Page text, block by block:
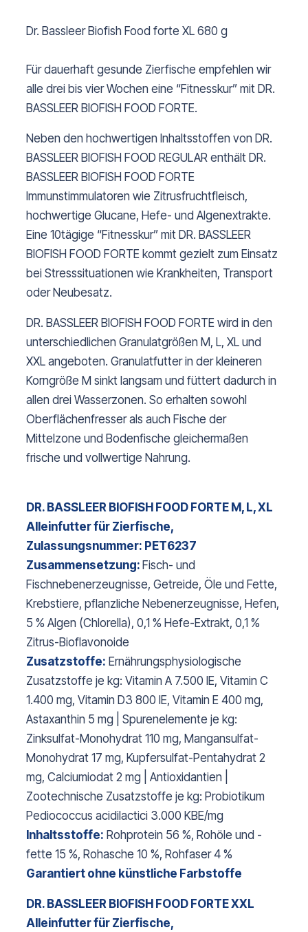
Dr. Bassleer Biofish Food forte XL 680 g
Für dauerhaft gesunde Zierfische empfehlen wir
alle drei bis vier Wochen eine “Fitnesskur” mit DR.
BASSLEER BIOFISH FOOD FORTE.
Neben den hochwertigen Inhaltsstoffen von DR.
BASSLEER BIOFISH FOOD REGULAR enthält DR.
BASSLEER BIOFISH FOOD FORTE
Immunstimmulatoren wie Zitrusfruchtfleisch,
hochwertige Glucane, Hefe- und Algenextrakte.
Eine 10tägige “Fitnesskur” mit DR. BASSLEER
BIOFISH FOOD FORTE kommt gezielt zum Einsatz
bei Stresssituationen wie Krankheiten, Transport
oder Neubesatz.
DR. BASSLEER BIOFISH FOOD FORTE wird in den
unterschiedlichen Granulatgrößen M, L, XL und
XXL angeboten. Granulatfutter in der kleineren
Korngröße M sinkt langsam und füttert dadurch in
allen drei Wasserzonen. So erhalten sowohl
Oberflächenfresser als auch Fische der
Mittelzone und Bodenfische gleichermaßen
frische und vollwertige Nahrung.
DR. BASSLEER BIOFISH FOOD FORTE M, L, XL
Alleinfutter für Zierfische,
Zulassungsnummer: PET6237
Zusammensetzung: Fisch- und
Fischnebenerzeugnisse, Getreide, Öle und Fette,
Krebstiere, pflanzliche Nebenerzeugnisse, Hefen,
5 % Algen (Chlorella), 0,1 % Hefe-Extrakt, 0,1 %
Zitrus-Bioflavonoide
Zusatzstoffe: Ernährungsphysiologische
Zusatzstoffe je kg: Vitamin A 7.500 IE, Vitamin C
1.400 mg, Vitamin D3 800 IE, Vitamin E 400 mg,
Astaxanthin 5 mg | Spurenelemente je kg:
Zinksulfat-Monohydrat 110 mg, Mangansulfat-
Monohydrat 17 mg, Kupfersulfat-Pentahydrat 2
mg, Calciumiodat 2 mg | Antioxidantien |
Zootechnische Zusatzstoffe je kg: Probiotikum
Pediococcus acidilactici 3.000 KBE/mg
Inhaltsstoffe: Rohprotein 56 %, Rohöle und -
fette 15 %, Rohasche 10 %, Rohfaser 4 %
Garantiert ohne künstliche Farbstoffe
DR. BASSLEER BIOFISH FOOD FORTE XXL
Alleinfutter für Zierfische,